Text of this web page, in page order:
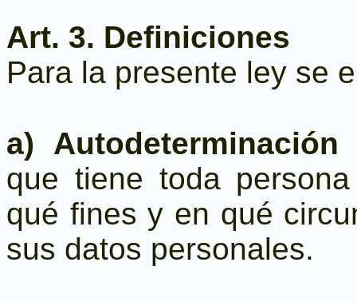
Art. 3. Definiciones
Para la presente ley se
a)
que tiene toda
qué fines y en qué
sus datos personales.